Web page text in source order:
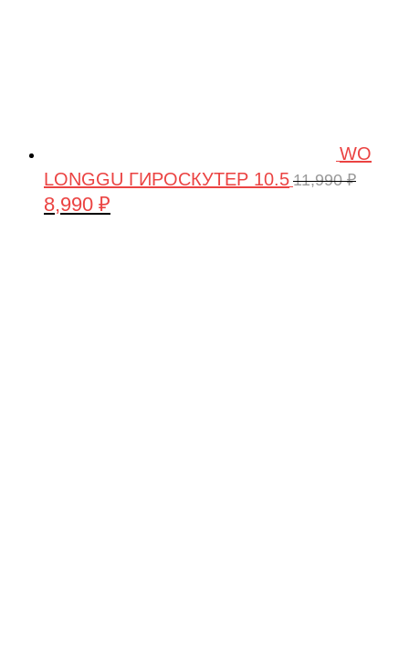
WO
LONGGU ГИРОСКУТЕР 10.5 11,990₽
Первоначальная
8,990 ₽